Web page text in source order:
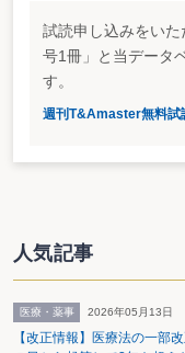
ている。そこで、3月決算
チームの発足となった。
なお、奥山会長は、銀行監
に違いがあることから、ず
視されたばかり。足銀監査
計士が選出された場合の計
委員会報告66号の改訂の予
さらに奥山会長は、欠損金
たとしても、それにあわせ
員会報告66号「繰延税金資
試読申し込みをい
号1冊」と当データ
す。
週刊T&Amaster無料試
人気記事
医療・薬事 2026年05月13日
【改正情報】医療法の一